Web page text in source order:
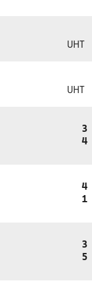
UHT
UHT
3
4
4
1
3
5